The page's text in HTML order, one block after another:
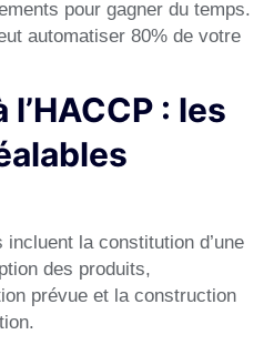
pour gagner du temps.
automatiser 80% de votre
: les
la constitution d’une
des produits,
prévue et la construction